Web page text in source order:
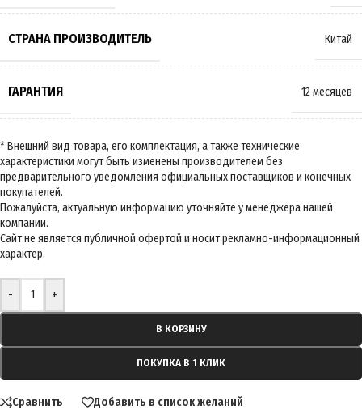
СТРАНА ПРОИЗВОДИТЕЛЬ Китай
ГАРАНТИЯ 12 месяцев
- +
В КОРЗИНУ
ПОКУПКА В 1 КЛИК
Сравнить Добавить в список желаний